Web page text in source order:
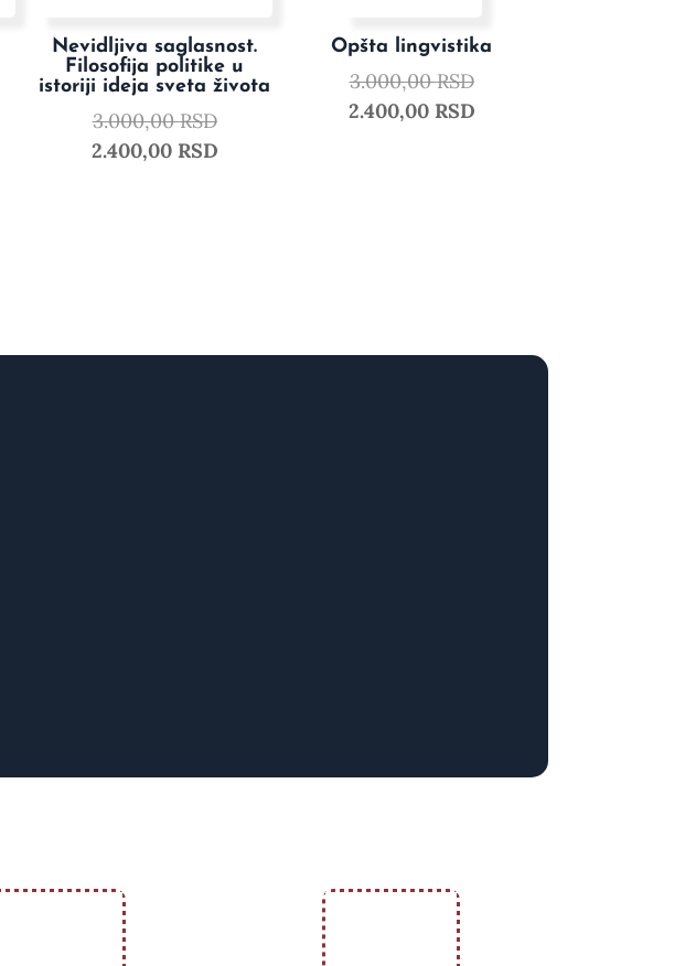
Nevidljiva saglasnost.
Filosofija politike u
istoriji ideja sveta života
3.000,00RSD
2.400,00 RSD
Opšta lingvistika
3.000,00RSD
2.400,00 RSD